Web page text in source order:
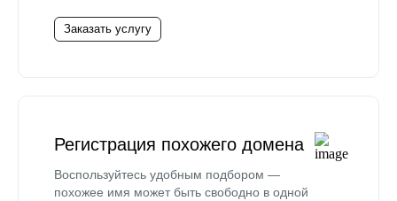
Заказать услугу
Регистрация похожего домена
Воспользуйтесь удобным подбором —
похожее имя может быть свободно в одной